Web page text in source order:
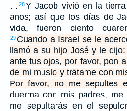
… 28Y Jacob vivió en la
años; así que los días de
vida, fueron ciento
29 Cuando a Israel se le
llamó a su hijo José y le
ante tus ojos, por favor, pon
de mi muslo y trátame con
Por favor, no me sepultes
duerma con mis padres,
me sepultarás en el